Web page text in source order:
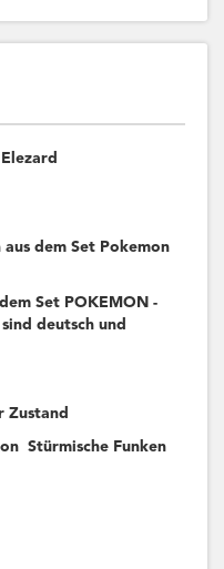
dem Set Pokemon
Set POKEMON -
deutsch und
Zustand
Stürmische Funken